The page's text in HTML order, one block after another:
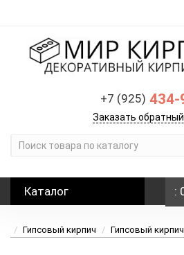
+7 (925) 434-
Заказать
Каталог :
Гипсовый кирпич Гипсовый